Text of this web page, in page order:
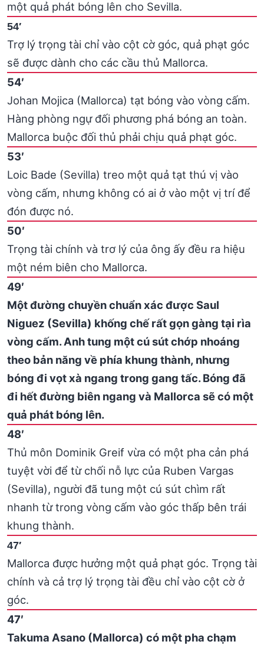
một quả phát bóng lên cho Sevilla.
54′
Trợ lý trọng tài chỉ vào cột cờ góc, quả phạt góc
sẽ được dành cho các cầu thủ Mallorca.
54′
Johan Mojica (Mallorca) tạt bóng vào vòng cấm.
Hàng phòng ngự đối phương phá bóng an toàn.
Mallorca buộc đối thủ phải chịu quả phạt góc.
53′
Loic Bade (Sevilla) treo một quả tạt thú vị vào
vòng cấm, nhưng không có ai ở vào một vị trí để
đón được nó.
50′
Trọng tài chính và trơ lý của ông ấy đều ra hiệu
một ném biên cho Mallorca.
49′
Một đường chuyền chuẩn xác được Saul
Niguez (Sevilla) khống chế rất gọn gàng tại rìa
vòng cấm. Anh tung một cú sút chớp nhoáng
theo bản năng về phía khung thành, nhưng
bóng đi vọt xà ngang trong gang tấc. Bóng đã
đi hết đường biên ngang và Mallorca sẽ có một
quả phát bóng lên.
48′
Thủ môn Dominik Greif vừa có một pha cản phá
tuyệt vời để từ chối nỗ lực của Ruben Vargas
(Sevilla), người đã tung một cú sút chìm rất
nhanh từ trong vòng cấm vào góc thấp bên trái
khung thành.
47′
Mallorca được hưởng một quả phạt góc. Trọng tài
chính và cả trợ lý trọng tài đều chỉ vào cột cờ ở
góc.
47′
Takuma Asano (Mallorca) có một pha chạm